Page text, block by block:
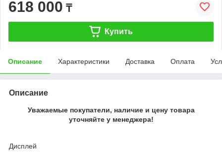
618 000 ₸
Купить
Описание Характеристики Доставка Оплата
Описание
Уважаемые покупатели, наличие и цену товара
уточняйте у менеджера!
Дисплей